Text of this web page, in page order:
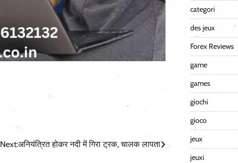
Next:अनियंत्रित होकर नदी में गिरा ट्रक, चालक लापता
categori
des jeux
Forex Reviews
game
games
giochi
gioco
jeux
jeuxi